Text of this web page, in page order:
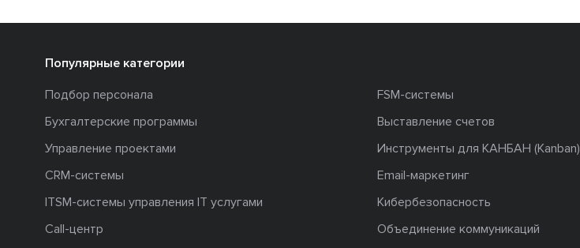
Популярные категории
Подбор персонала
FSM-системы
Бухгалтерские программы
Выставление счетов
Управление проектами
Инструменты для КАНБАН (Kanban)
CRM-системы
Email-маркетинг
ITSM-системы управления IT услугами
Кибербезопасность
Call-центр
Объединение коммуникаций